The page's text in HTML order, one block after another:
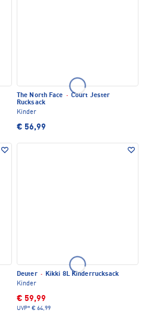
The North Face · Court Jester
Rucksack
Kinder
€ 56,99
Deuter · Kikki 8L Kinderrucksack
Kinder
€ 59,99
UVP* € 64,99